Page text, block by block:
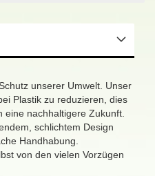
unserer Umwelt. Unser
Plastik zu reduzieren, dies
eine nachhaltigere Zukunft.
schlichtem Design
Handhabung.
von den vielen Vorzügen